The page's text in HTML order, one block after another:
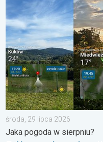
środa, 29 lipca 2026
Jaka pogoda w sierpniu?